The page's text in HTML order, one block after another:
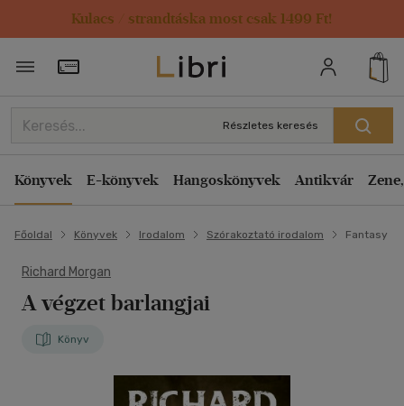
Kulacs / strandtáska most csak 1499 Ft!
Törzsvásárlói Kártya adatai
Részletes keresés
Könyvek E-könyvek Hangoskönyvek Antikvár
Főoldal Könyvek Irodalom Szórakoztató irodalom Fantasy
Richard Morgan
A végzet barlangjai
Könyv